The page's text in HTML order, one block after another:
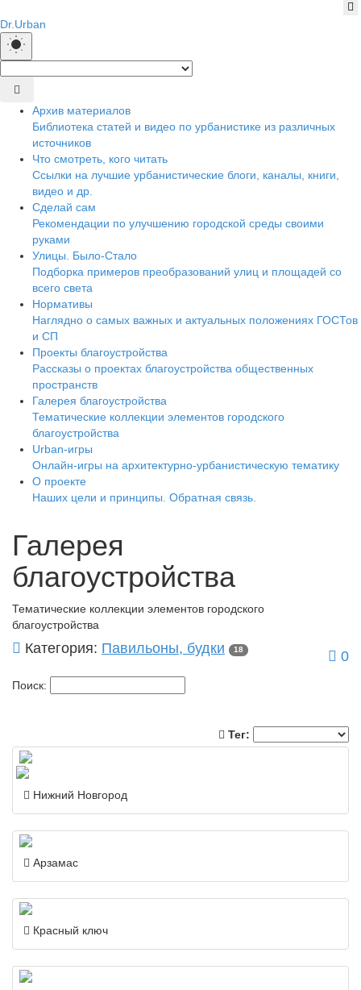
Dr.Urban
Архив материалов
Библиотека статей и видео по урбанистике из различных
источников
Что смотреть, кого читать
Ссылки на лучшие урбанистические блоги, каналы, книги,
видео и др.
Сделай сам
Рекомендации по улучшению городской среды своими
руками
Улицы. Было-Стало
Подборка примеров преобразований улиц и площадей со
всего света
Нормативы
Наглядно о самых важных и актуальных положениях ГОСТов
и СП
Проекты благоустройства
Рассказы о проектах благоустройства общественных
пространств
Галерея благоустройства
Тематические коллекции элементов городского
благоустройства
Urban-игры
Онлайн-игры на архитектурно-урбанистическую тематику
О проекте
Наших цели и принципы. Обратная связь.
Галерея
благоустройства
Тематические коллекции элементов городского
благоустройства
0
Категория: Павильоны, будки 18
Поиск:
Тег:
Нижний Новгород
Арзамас
Красный ключ